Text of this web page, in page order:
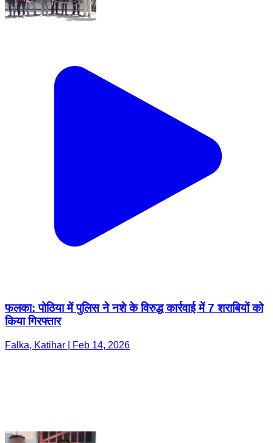
फलका: पोठिया में पुलिस ने नशे के विरुद्ध कार्रवाई में 7 शराबियों को